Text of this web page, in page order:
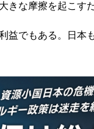
きな摩擦を起こすだ
益でもある。日本